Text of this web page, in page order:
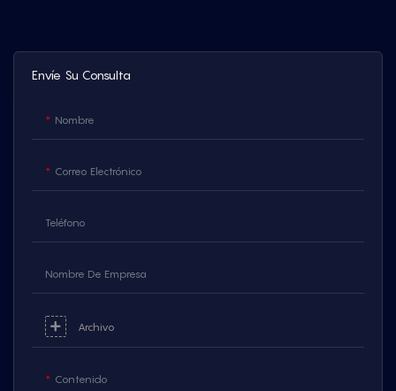
Envíe Su Consulta
Nombre
Correo Electrónico
Teléfono
Nombre De Empresa
Archivo
Contenido
inteligente se conecta a tu teléfono
mediante una app, lo que te
dibujos hechos a mano. ¡Perfecta
cualquier fiesta donde quieras